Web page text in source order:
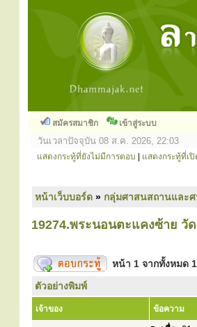
สมัครสมาชิก เข้าสู่ระบบ
วันเวลาปัจจุบัน 08 ส.ค. 2026, 22:03
แสดงกระทู้ที่ยังไม่มีการตอบ แสดงกระทู้ที่เ
หน้าเว็บบอร์ด » กลุ่มศาสนสถานและ
19274.พระนอนตะแคงซ้าย วั
หน้า 1 จากทั้งหมด 1
ตัวอย่างพิมพ์
เจ้าของ ข้อความ